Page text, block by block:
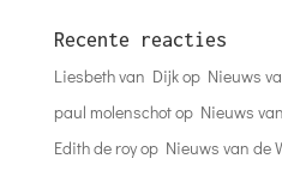
Recente reacties
Liesbeth van Dijkop Nieuws
paul molenschotop Nieuws
Edith de royop Nieuws van de